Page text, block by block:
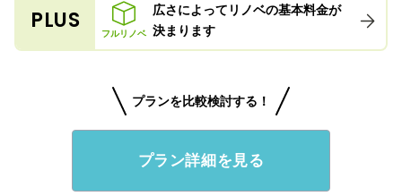
PLUS フルリノベ
広さによってリノベの基本料金が
決まります
プランを比較検討する！
プラン詳細を見る